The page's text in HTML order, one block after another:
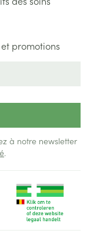
promotions
à notre newsletter
.